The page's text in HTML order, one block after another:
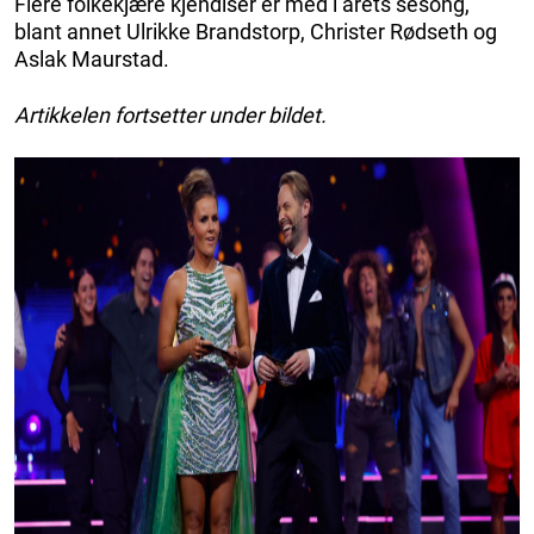
blant annet Ulrikke Brandstorp, Christer Rødseth og
Aslak Maurstad.
Artikkelen fortsetter under bildet.